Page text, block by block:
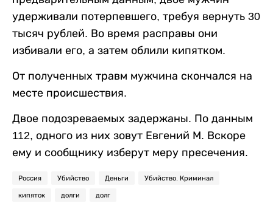
удерживали потерпевшего, требуя вернуть 30
тысяч рублей. Во время расправы они
избивали его, а затем облили кипятком.
От полученных травм мужчина скончался на
месте происшествия.
Двое подозреваемых задержаны. По данным
112, одного из них зовут Евгений М. Вскоре
ему и сообщнику изберут меру пресечения.
Россия Убийство Деньги Убийство. Криминал
кипяток долги долг